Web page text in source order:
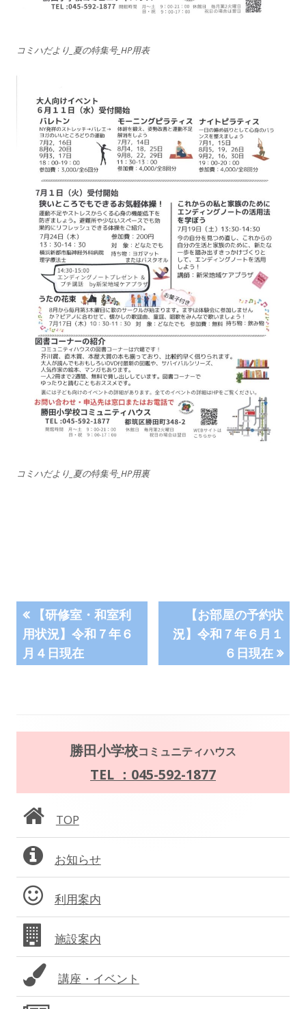
コミハだより_夏の特集号_HP用表
コミハだより_夏の特集号_HP用裏
投
稿
ゲ
シ
ョ
ン
前
の
記
【研修室・和室利
用状況】令和７年６
月４日現在
次
の
【お部屋の予約状
況】令和７年６月１
６日現在
ン
サ
イ
ド
バ
ー
勝田小学校コミュニティハウス
TEL ：045-592-1877
TOP
お知らせ
利用案内
施設案内
講座・イベント